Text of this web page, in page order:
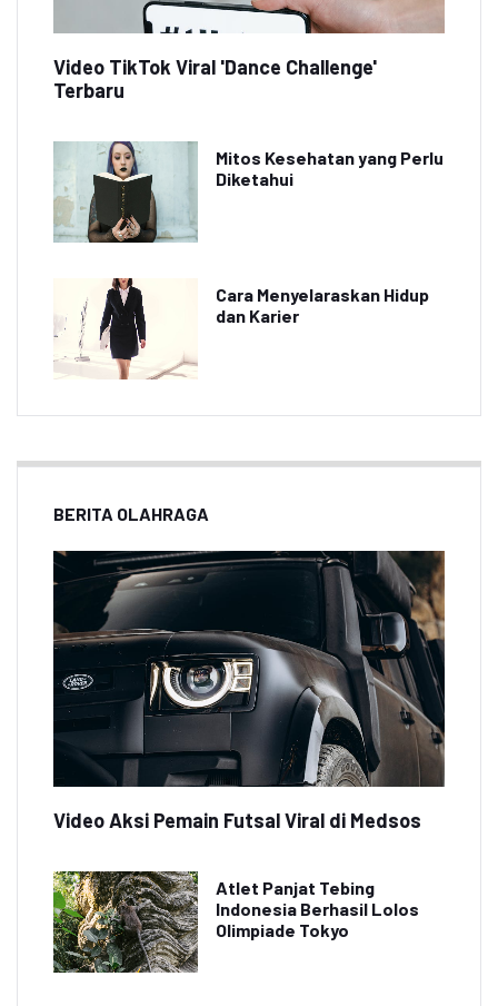
Video TikTok Viral 'Dance Challenge'
Terbaru
Mitos Kesehatan yang Perlu
Diketahui
Cara Menyelaraskan Hidup
dan Karier
BERITA OLAHRAGA
Video Aksi Pemain Futsal Viral di Medsos
Atlet Panjat Tebing
Indonesia Berhasil Lolos
Olimpiade Tokyo